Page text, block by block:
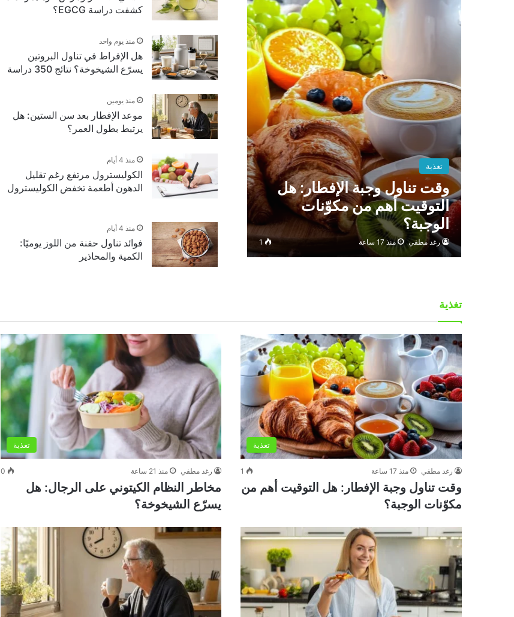
تغذية
وقت تناول وجبة الإفطار: هل
التوقيت أهم من مكوّنات
الوجبة؟
رغد مطفي منذ 17 ساعة 1
كشفت دراسة EGCG؟
منذ يوم واحد
هل الإفراط في تناول البروتين
يسرّع الشيخوخة؟ نتائج 350 دراسة
منذ يومين
موعد الإفطار بعد سن الستين: هل
يرتبط بطول العمر؟
منذ 4 أيام
الكوليسترول مرتفع رغم تقليل
الدهون أطعمة تخفض الكوليسترول
منذ 4 أيام
فوائد تناول حفنة من اللوز يوميًا:
الكمية والمحاذير
تغذية
تغذية
رغد مطفي منذ 17 ساعة 1
وقت تناول وجبة الإفطار: هل التوقيت أهم من
مكوّنات الوجبة؟
تغذية
رغد مطفي منذ 21 ساعة 0
مخاطر النظام الكيتوني على الرجال: هل
يسرّع الشيخوخة؟